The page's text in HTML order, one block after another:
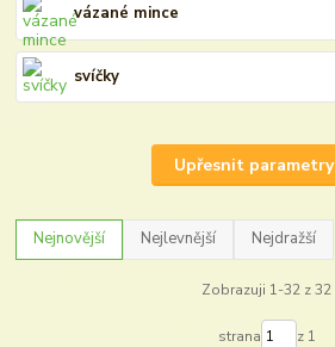
vázané mince
svíčky
Upřesnit parametry
Nejnovější Nejlevnější Nejdražší
Zobrazuji 1-32 z 32
strana z 1